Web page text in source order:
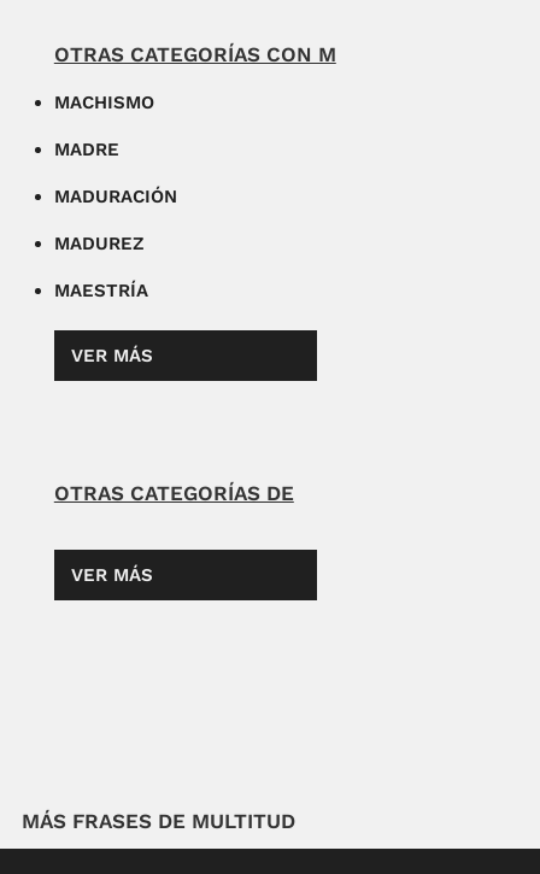
OTRAS CATEGORÍAS CON M
MACHISMO
MADRE
MADURACIÓN
MADUREZ
MAESTRÍA
VER MÁS
OTRAS CATEGORÍAS DE
VER MÁS
MÁS FRASES DE MULTITUD